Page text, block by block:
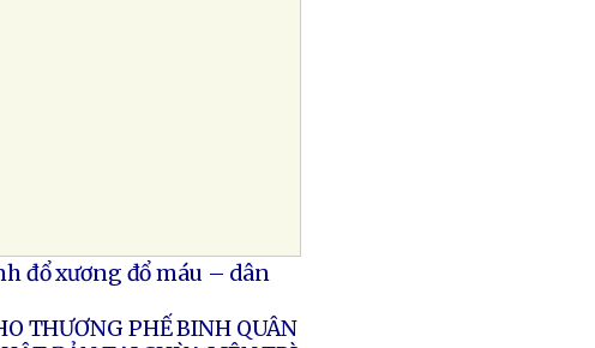
đổ xương đổ máu – dân
THƯƠNG PHẾ BINH QUÂN